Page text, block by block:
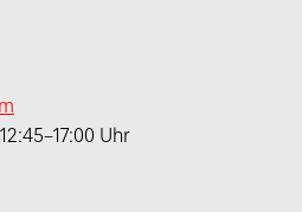
Uhr